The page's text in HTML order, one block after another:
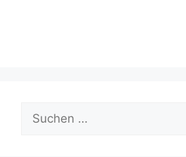
nach: